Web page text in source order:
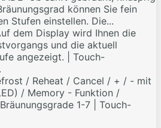
können Sie fein
Stufen einstellen. Die...
dem Display wird Ihnen die
und die aktuell
angezeigt. | Touch-
/ Reheat / Cancel / + / - mit
/ Memory - Funktion /
1-7 | Touch-